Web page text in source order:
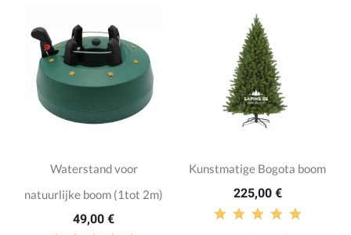
Waterstand voor
natuurlijke boom (1tot 2m)
49,00 €
Kunstmatige Bogota boom
225,00 €